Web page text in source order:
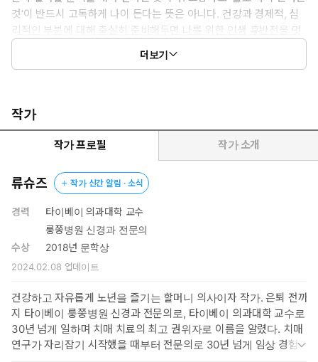
것’이 반드시 고독하게 나이 든다는 뜻은 아니다. 건강과 경제적, 심
리적인 부분에 대해 충실히 준비해두면 나를 위한 인생 후반전을 멋
대만에서 치매 치료의 권위자이자 4050세대의 롤모델로 인기가 높
넨다. 또한 노년을 막연히 두려워하기보다는 구체적으로 준비할 수
있도록 노년에 걸릴 수 있는 여러 가지 질병이나 건강 관리에 관한
의학 지식도 상세히 담았다.
더보기
작가
작가 프로필 작가 소개
류슈즈 작가 신간 알림 · 소식
경력
타이베이 의과대학 교수
룽쭝병원 신경과 전문의
수상
2018년 문학상
2024.02.08 업데이트
건강하고 자유롭게 노년을 즐기는 할머니 의사이자 작가. 은퇴 전까
지 타이베이 룽쭝병원 신경과 전문의로, 타이베이 의과대학 교수로
30년 넘게 일하며 치매 치료의 최고 권위자로 이름을 알렸다. 치매
연구가 자리잡기 시작했을 때부터 전문의로 30년 넘게 임상 경험을